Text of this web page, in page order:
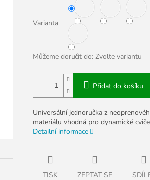
Varianta
Můžeme doručit do: Zvolte variantu
Přidat do košíku
Universální jednoručka z
materiálu vhodná pro dynamické
Detailní informace
TISK ZEPTAT SE